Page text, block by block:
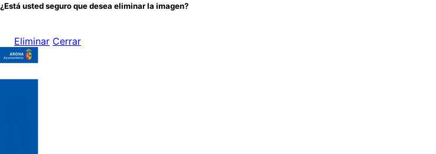
¿Está usted seguro que desea eliminar la imagen?
Eliminar Cerrar